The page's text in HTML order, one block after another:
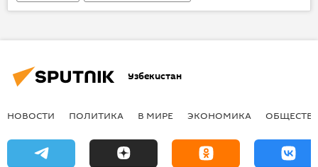
прогноз погоды
Узбекистан
НОВОСТИ ПОЛИТИКА В МИРЕ ЭКОНОМИКА